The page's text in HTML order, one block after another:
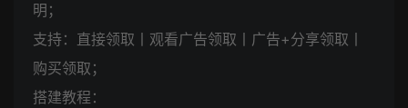
明；
支持：直接领取丨观看广告领取丨广告+分享领取丨
购买领取；
搭建教程：